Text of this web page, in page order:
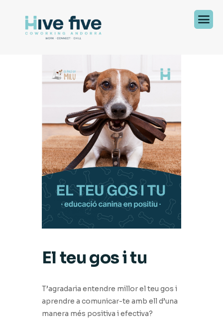
El teu gos i tu
T’agradaria entendre millor el teu gos i
aprendre a comunicar-te amb ell d’una
manera més positiva i efectiva?